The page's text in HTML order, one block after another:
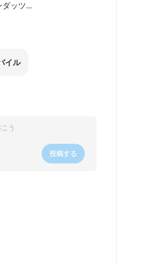
ッツ...
イル
投稿する